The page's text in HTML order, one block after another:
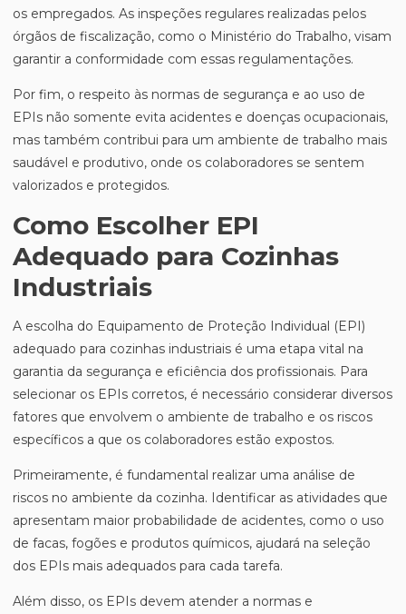
os empregados. As inspeções regulares realizadas pelos
órgãos de fiscalização, como o Ministério do Trabalho, visam
garantir a conformidade com essas regulamentações.
Por fim, o respeito às normas de segurança e ao uso de
EPIs não somente evita acidentes e doenças ocupacionais,
mas também contribui para um ambiente de trabalho mais
saudável e produtivo, onde os colaboradores se sentem
valorizados e protegidos.
Como Escolher EPI
Adequado para Cozinhas
Industriais
A escolha do Equipamento de Proteção Individual (EPI)
adequado para cozinhas industriais é uma etapa vital na
garantia da segurança e eficiência dos profissionais. Para
selecionar os EPIs corretos, é necessário considerar diversos
fatores que envolvem o ambiente de trabalho e os riscos
específicos a que os colaboradores estão expostos.
Primeiramente, é fundamental realizar uma análise de
riscos no ambiente da cozinha. Identificar as atividades que
apresentam maior probabilidade de acidentes, como o uso
de facas, fogões e produtos químicos, ajudará na seleção
dos EPIs mais adequados para cada tarefa.
Além disso, os EPIs devem atender a normas e